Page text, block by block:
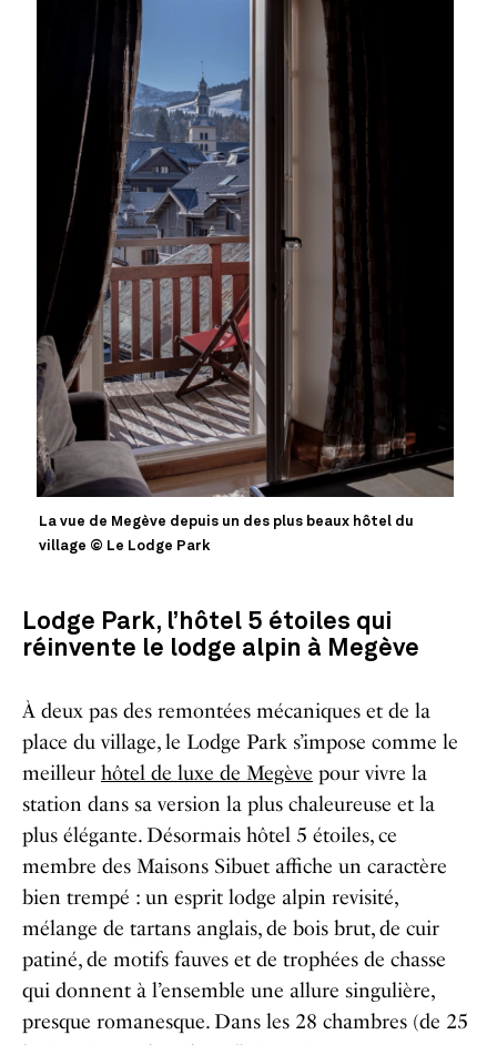
La vue de Megève depuis un des plus beaux hôtel du
village © Le Lodge Park
Lodge Park, l’hôtel 5 étoiles qui
réinvente le lodge alpin à Megève
À deux pas des remontées mécaniques et de la
place du village, le Lodge Park s’impose comme le
meilleur hôtel de luxe de Megève pour vivre la
station dans sa version la plus chaleureuse et la
plus élégante. Désormais hôtel 5 étoiles, ce
membre des Maisons Sibuet affiche un caractère
bien trempé : un esprit lodge alpin revisité,
mélange de tartans anglais, de bois brut, de cuir
patiné, de motifs fauves et de trophées de chasse
qui donnent à l’ensemble une allure singulière,
presque romanesque. Dans les 28 chambres (de 25